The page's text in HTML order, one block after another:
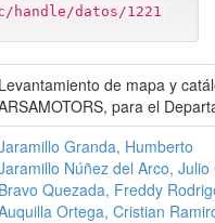
handle/datos/1221
Levantamiento de mapa y
para el
Granda, Humberto
Núñez del Arco, Julio
Bravo Quezada, Freddy
Ortega, Cristian